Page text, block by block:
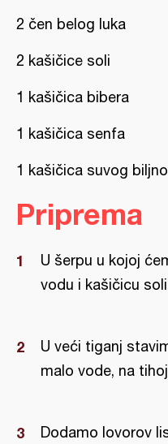
2 čen belog luka
2 kašičice soli
1 kašičica bibera
1 kašičica senfa
1 kašičica suvog
Priprema
U šerpu u kojoj
vodu i kašičicu
U veći tiganj
malo vode, na
Dodamo lovorov